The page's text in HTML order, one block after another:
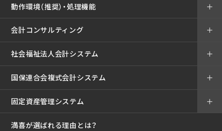
動作環境（推奨）・処理機能 ＋
会計コンサルティング ＋
社会福祉法人会計システム ＋
国保連合会複式会計システム ＋
固定資産管理システム ＋
満喜が選ばれる理由とは？